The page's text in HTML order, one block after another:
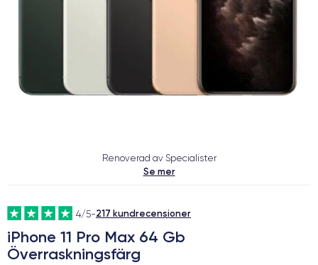
Renoverad av Specialister
Se mer
4/5-217 kundrecensioner
iPhone 11 Pro Max 64 Gb
Överraskningsfärg